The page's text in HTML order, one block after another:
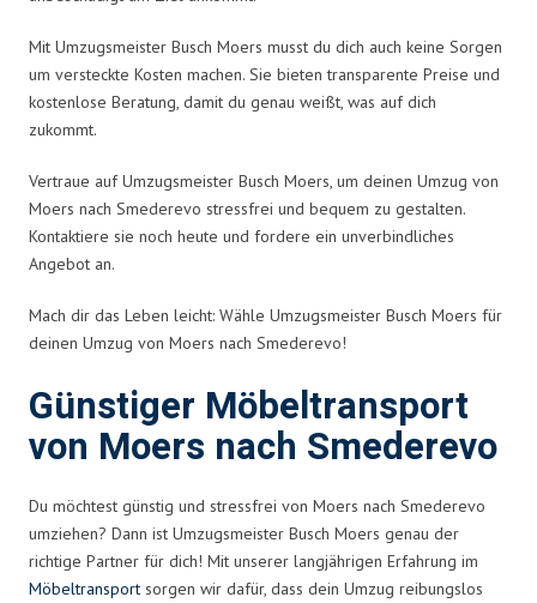
Mit Umzugsmeister Busch Moers musst du dich auch keine Sorgen
um versteckte Kosten machen. Sie bieten transparente Preise und
kostenlose Beratung, damit du genau weißt, was auf dich
zukommt.
Vertraue auf Umzugsmeister Busch Moers, um deinen Umzug von
Moers nach Smederevo stressfrei und bequem zu gestalten.
Kontaktiere sie noch heute und fordere ein unverbindliches
Angebot an.
Mach dir das Leben leicht: Wähle Umzugsmeister Busch Moers für
deinen Umzug von Moers nach Smederevo!
Günstiger Möbeltransport
von Moers nach Smederevo
Du möchtest günstig und stressfrei von Moers nach Smederevo
umziehen? Dann ist Umzugsmeister Busch Moers genau der
richtige Partner für dich! Mit unserer langjährigen Erfahrung im
Möbeltransport sorgen wir dafür, dass dein Umzug reibungslos